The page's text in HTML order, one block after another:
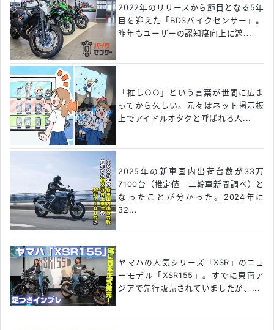
2022年のリリースから節目となる5年
目を迎えた「BDSバイクセンサー」。
昨年もユーザーの認知度向上に邁...
「推し○○」という言葉が世間に広ま
ってから久しい。元々はネット掲示板
上でアイドルオタクと呼ばれる人...
2025年の新車国内出荷台数が33万
7100台（推定値 二輪車新聞調べ）と
なったことが分かった。2024年に
32...
ヤマハの人気シリーズ「XSR」のニュ
ーモデル「XSR155」。すでに東南ア
ジアで先行販売されていましたが、...